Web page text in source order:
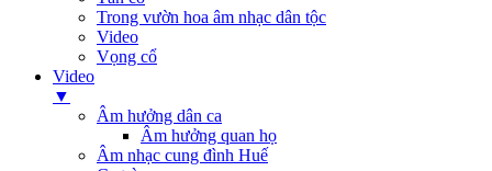
Trong vườn hoa âm nhạc dân tộc
Video
Vọng cổ
Video
▼
Âm hưởng dân ca
Âm hưởng quan họ
Âm nhạc cung đình Huế